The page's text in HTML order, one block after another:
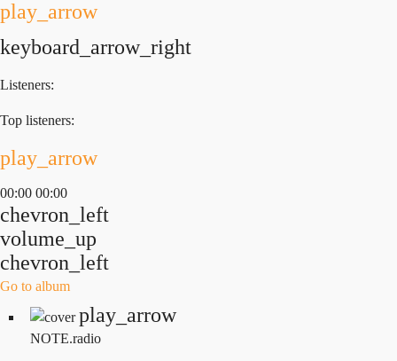
play_arrow
keyboard_arrow_right
Listeners:
Top listeners:
play_arrow
00:00 00:00
chevron_left
volume_up
chevron_left
Go to album
play_arrow
NOTE.radio